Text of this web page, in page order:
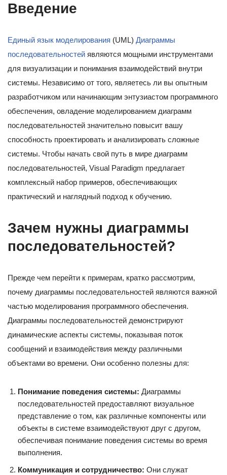
Введение
Единый язык моделирования (UML) Диаграммы
последовательностей являются мощными инструментами
для визуализации и понимания взаимодействий внутри
системы. Независимо от того, являетесь ли вы опытным
разработчиком или начинающим энтузиастом программного
обеспечения, овладение моделированием диаграмм
последовательностей значительно повысит вашу
способность проектировать и анализировать сложные
системы. Чтобы начать свой путь в мире диаграмм
последовательностей, Visual Paradigm предлагает
комплексный набор примеров, обеспечивающих
практический и наглядный подход к обучению.
Зачем нужны диаграммы
последовательностей?
Прежде чем перейти к примерам, кратко рассмотрим,
почему диаграммы последовательностей являются важной
частью моделирования программного обеспечения.
Диаграммы последовательностей демонстрируют
динамические аспекты системы, показывая поток
сообщений и взаимодействия между различными
объектами во времени. Они особенно полезны для:
Понимание поведения системы: Диаграммы
последовательностей предоставляют визуальное
представление о том, как различные компоненты или
объекты в системе взаимодействуют друг с другом,
обеспечивая понимание поведения системы во время
выполнения.
Коммуникация и сотрудничество: Они служат